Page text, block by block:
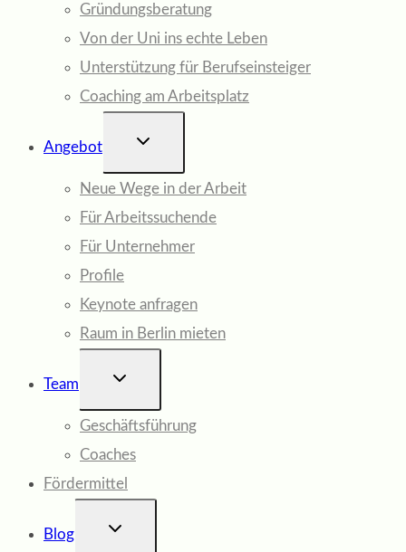
Gründungsberatung
Von der Uni ins echte Leben
Unterstützung für Berufseinsteiger
Coaching am Arbeitsplatz
Angebot
UNTERMENÜ
Neue Wege in der Arbeit
Für Arbeitssuchende
Für Unternehmer
Profile
Keynote anfragen
Raum in Berlin mieten
Team
UNTERMENÜ
Geschäftsführung
Coaches
Fördermittel
Blog
UNTERMENÜ